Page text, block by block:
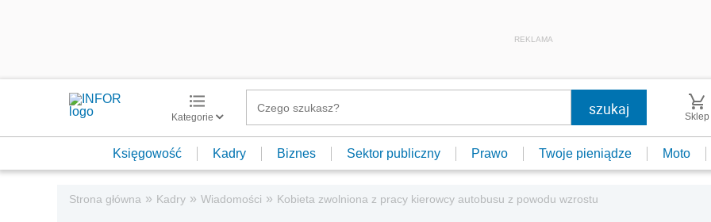
REKLAMA
Kategorie Sklep
Księgowość Kadry Biznes Sektor publiczny Prawo Twoje pieniądze Moto
Strona główna » Kadry » Wiadomości » Kobieta zwolniona z pracy kierowcy autobusu z powodu wzrostu